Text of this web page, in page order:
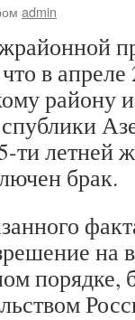
admin
в апреле
району
ти летней
брак.
на
порядке,